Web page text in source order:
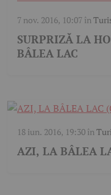
7 nov. 2016, 10:07 în
SURPRIZĂ LA
BÂLEA LAC
18 iun. 2016, 19:30 în
AZI, LA BÂLEA